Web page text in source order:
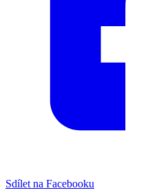
Sdílet na Facebooku